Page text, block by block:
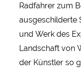
Radfahrer zum
ausgeschilderte
und Werk des
Landschaft von
der Künstler so